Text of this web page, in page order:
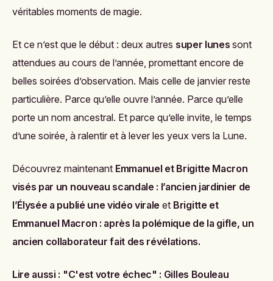
véritables moments de magie.
Et ce n’est que le début : deux autres super lunes sont
attendues au cours de l’année, promettant encore de
belles soirées d’observation. Mais celle de janvier reste
particulière. Parce qu’elle ouvre l’année. Parce qu’elle
porte un nom ancestral. Et parce qu’elle invite, le temps
d’une soirée, à ralentir et à lever les yeux vers la Lune.
Découvrez maintenant Emmanuel et Brigitte Macron
visés par un nouveau scandale : l’ancien jardinier de
l’Élysée a publié une vidéo virale et Brigitte et
Emmanuel Macron : après la polémique de la gifle, un
ancien collaborateur fait des révélations.
Lire aussi : "C'est votre échec" : Gilles Bouleau